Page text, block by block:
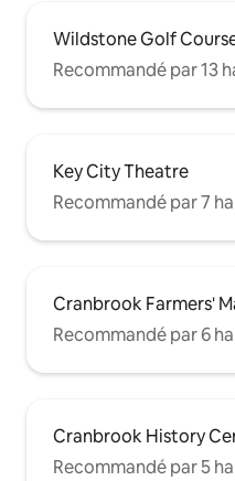
Wildstone Golf
Recommandé par 13
Key City Theatre
Recommandé par 7
Cranbrook Farmers'
Recommandé par 6
Cranbrook History
Recommandé par 5